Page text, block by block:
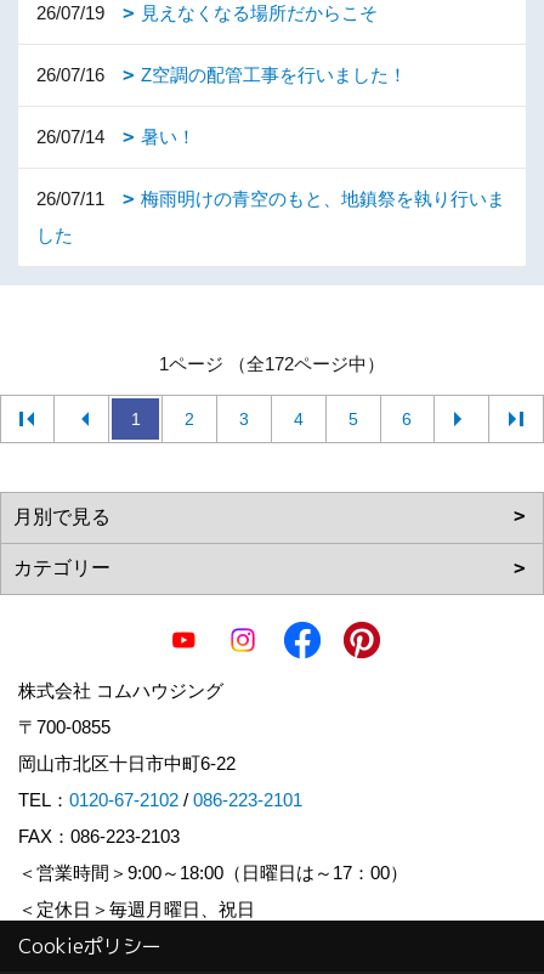
26/07/19 見えなくなる場所だからこそ
26/07/16 Z空調の配管工事を行いました！
26/07/14 暑い！
26/07/11
梅雨明けの青空のもと、地鎮祭を執り行いま
した
1ページ （全172ページ中）
1 2 3 4 5 6
株式会社 コムハウジング
〒700-0855
岡山市北区十日市中町6-22
TEL： 0120-67-2102 / 086-223-2101
FAX：086-223-2103
＜営業時間＞9:00～18:00（日曜日は～17：00）
＜定休日＞毎週月曜日、祝日
Cookieポリシー